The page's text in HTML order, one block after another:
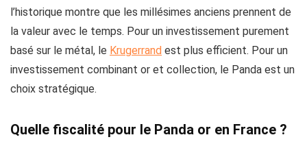
l’historique montre que les millésimes anciens prennent de
la valeur avec le temps. Pour un investissement purement
basé sur le métal, le Krugerrand est plus efficient. Pour un
investissement combinant or et collection, le Panda est un
choix stratégique.
Quelle fiscalité pour le Panda or en France ?